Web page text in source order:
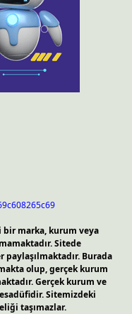
marka, kurum veya
Sitede
paylaşılmaktadır. Burada
olup, gerçek kurum
Gerçek kurum ve
Sitemizdeki
taşımazlar.